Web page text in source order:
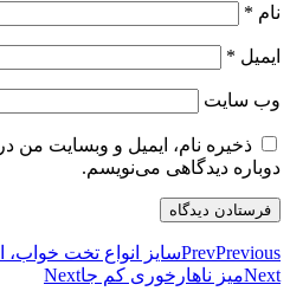
نام *
ایمیل *
وب‌ سایت
ذخیره نام، ایمیل و وبسایت من
دوباره دیدگاهی می‌نویسم.
PrevPrevious
سایز انواع تخت خواب،
Nextمیز ناهارخوری کم جاNext